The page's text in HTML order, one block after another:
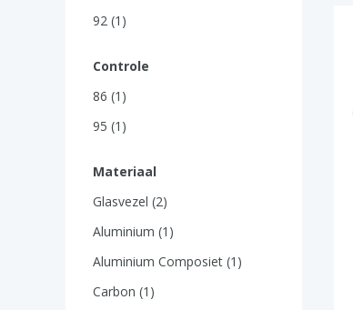
92 (1)
Controle
86 (1)
95 (1)
Materiaal
Glasvezel (2)
Aluminium (1)
Aluminium Composiet (1)
Carbon (1)